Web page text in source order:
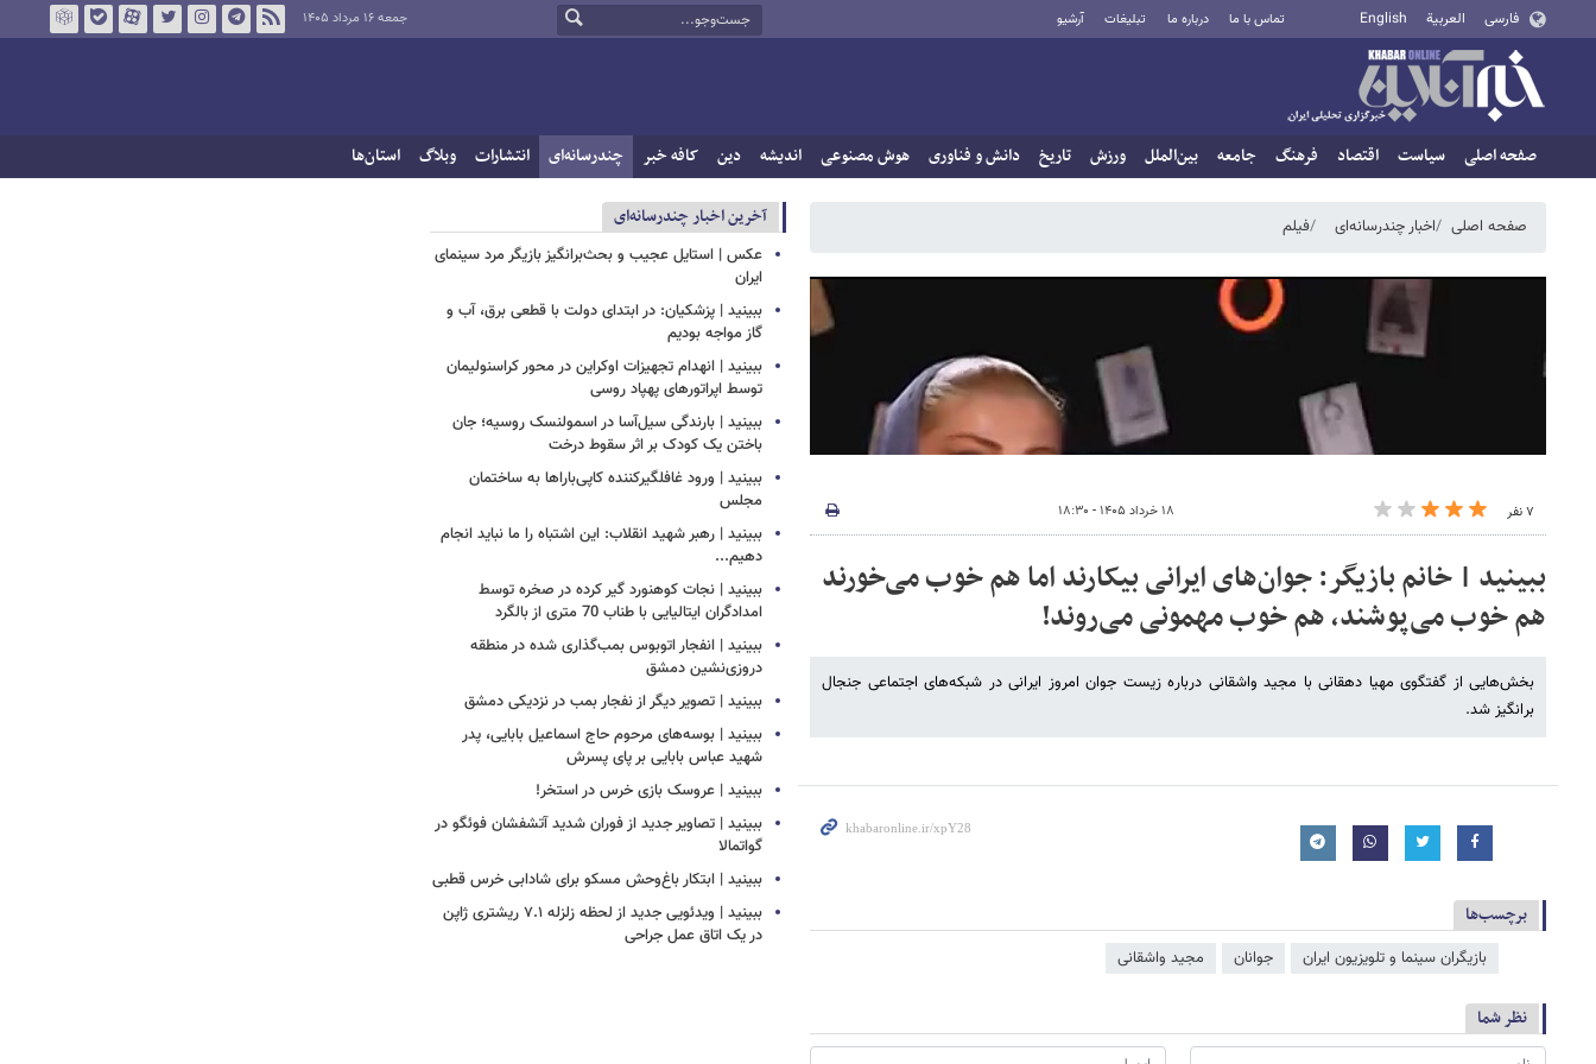
فارسی العربية English تماس با ما درباره ما تبلیغات آرشیو جمعه ۱۶ مرداد ۱۴۰۵
صفحه اصلی سیاست اقتصاد فرهنگ جامعه بین‌الملل ورزش تاریخ دانش و فناوری هوش مصنوعی اندیشه دین کافه خبر چندرسانه‌ای انتشارات وبلاگ استان‌ها
صفحه اصلی اخبار چندرسانه‌ای فیلم
۷ نفر ۱۸ خرداد ۱۴۰۵ - ۱۸:۳۰
ببینید | خانم بازیگر: جوان‌های ایرانی بیکارند اما هم خوب می‌خورند
هم خوب می‌پوشند، هم خوب مهمونی می‌روند!
بخش‌هایی از گفتگوی مهیا دهقانی با مجید واشقانی درباره زیست جوان امروز ایرانی در شبکه‌های اجتماعی جنجال
برانگیز شد.
برچسب‌ها
بازیگران سینما و تلویزیون ایران جوانان مجید واشقانی
نظر شما
آخرین اخبار چندرسانه‌ای
عکس | استایل عجیب و بحث‌برانگیز بازیگر مرد سینمای
ایران
ببینید | پزشکیان: در ابتدای دولت با قطعی برق، آب و
گاز مواجه بودیم
ببینید | انهدام تجهیزات اوکراین در محور کراسنولیمان
توسط اپراتورهای پهپاد روسی
ببینید | بارندگی سیل‌آسا در اسمولنسک روسیه؛ جان
باختن یک کودک بر اثر سقوط درخت
ببینید | ورود غافلگیرکننده کاپی‌باراها به ساختمان
مجلس
ببینید | رهبر شهید انقلاب: این اشتباه را ما نباید انجام
دهیم...
ببینید | نجات کوهنورد گیر کرده در صخره توسط
امدادگران ایتالیایی با طناب 70 متری از بالگرد
ببینید | انفجار اتوبوس بمب‌گذاری شده در منطقه
دروزی‌نشین دمشق
ببینید | تصویر دیگر از نفجار بمب در نزدیکی دمشق
ببینید | بوسه‌های مرحوم حاج اسماعیل بابایی، پدر
شهید عباس بابایی بر پای پسرش
ببینید | عروسک بازی خرس در استخر!
ببینید | تصاویر جدید از فوران شدید آتشفشان فوئگو در
گواتمالا
ببینید | ابتکار باغ‌وحش مسکو برای شادابی خرس قطبی
ببینید | ویدئویی جدید از لحظه زلزله ۷.۱ ریشتری ژاپن
در یک اتاق عمل جراحی